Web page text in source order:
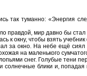
так туманно: «Энергия
правдой, мир давно бы
к окну, чтобы взять
за окно. На небе ещё
на маленького
снег. Голубые тени
солнечные блики и,